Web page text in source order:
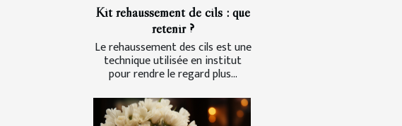
Kit rehaussement de cils : que
retenir ?
Le rehaussement des cils est une
technique utilisée en institut
pour rendre le regard plus...